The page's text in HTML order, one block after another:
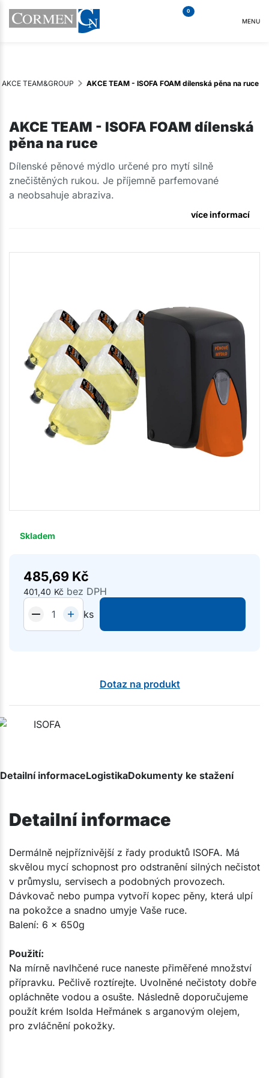
0
MENU
AKCE TEAM&GROUP AKCE TEAM - ISOFA FOAM dílenská pěna na ruce
AKCE TEAM - ISOFA FOAM dílenská
pěna na ruce
Dílenské pěnové mýdlo určené pro mytí silně
znečištěných rukou. Je příjemně parfemované
a neobsahuje abraziva.
více informací
Skladem
485,69 Kč
401,40 Kč bez DPH
ks
Dotaz na produkt
Detailní informaceLogistikaDokumenty ke stažení
Detailní informace
Dermálně nejpříznivější z řady produktů ISOFA. Má
skvělou mycí schopnost pro odstranění silných nečistot
v průmyslu, servisech a podobných provozech.
Dávkovač nebo pumpa vytvoří kopec pěny, která ulpí
na pokožce a snadno umyje Vaše ruce.
Balení: 6 x 650g
Použití:
Na mírně navlhčené ruce naneste přiměřené množství
přípravku. Pečlivě roztírejte. Uvolněné nečistoty dobře
opláchněte vodou a osušte. Následně doporučujeme
použít krém Isolda Heřmánek s arganovým olejem,
pro zvláčnění pokožky.